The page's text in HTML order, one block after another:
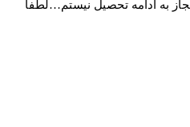
ادامه تحصیل نیستم…لطفا